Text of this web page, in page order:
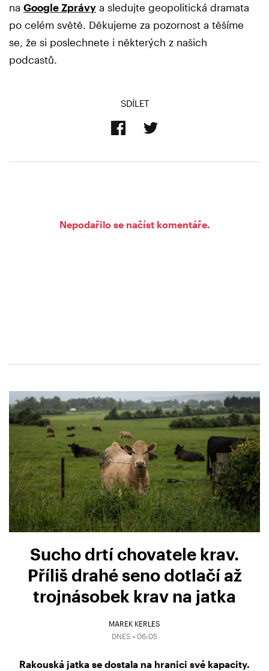
na Google Zprávy a sledujte geopolitická dramata
po celém světě. Děkujeme za pozornost a těšíme
se, že si poslechnete i některých z našich
podcastů.
SDÍLET
Nepodařilo se načíst komentáře.
Sucho drtí chovatele krav.
Příliš drahé seno dotlačí až
trojnásobek krav na jatka
MAREK KERLES
DNES • 06:05
Rakouská jatka se dostala na hranici své kapacity.